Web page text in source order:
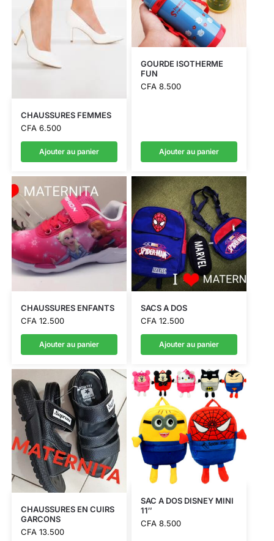
CHAUSSURES FEMMES
CFA6.500
Ajouter au panier
GOURDE ISOTHERME
FUN
CFA8.500
Ajouter au panier
CHAUSSURES ENFANTS
CFA12.500
Ajouter au panier
SACS A DOS
CFA12.500
Ajouter au panier
CHAUSSURES EN CUIRS
GARCONS
CFA13.500
SAC A DOS DISNEY MINI
11″
CFA8.500